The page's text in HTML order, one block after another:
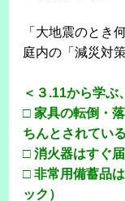
「大地震のとき
庭内の「減災対
＜３.11から学ぶ
□ 家具の転倒・
ちんとされてい
□ 消火器はすぐ
□ 非常用備蓄品
ック）